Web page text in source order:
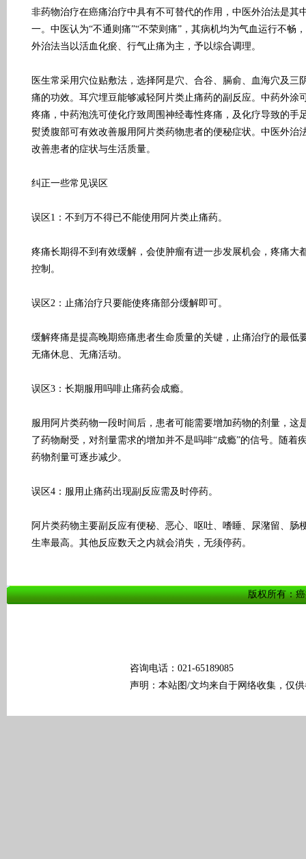
非药物治疗在癌痛治疗中具有不可替代的作用，中医外治法是其
一。中医认为“不通则痛”“不荣则痛”，其病机均为气血运行不畅
外治法当以活血化瘀、行气止痛为主，予以综合调理。
医生常采用穴位贴敷法，选择阿是穴、合谷、膈俞、血海穴及三
痛的功效。耳穴埋豆能够减轻阿片类止痛药的副反应。中药外涂
疼痛，中药泡洗可使化疗致周围神经毒性疼痛，及化疗导致的手
熨烫腹部可有效改善服用阿片类药物患者的便秘症状。中医外治
改善患者的症状与生活质量。
纠正一些常见误区
误区1：不到万不得已不能使用阿片类止痛药。
疼痛长期得不到有效缓解，会使肿瘤有进一步发展机会，疼痛大
控制。
误区2：止痛治疗只要能使疼痛部分缓解即可。
缓解疼痛是提高晚期癌痛患者生命质量的关键，止痛治疗的最低
无痛休息、无痛活动。
误区3：长期服用吗啡止痛药会成瘾。
服用阿片类药物一段时间后，患者可能需要增加药物的剂量，这
了药物耐受，对剂量需求的增加并不是吗啡“成瘾”的信号。随着
药物剂量可逐步减少。
误区4：服用止痛药出现副反应需及时停药。
阿片类药物主要副反应有便秘、恶心、呕吐、嗜睡、尿潴留、肠
生率最高。其他反应数天之内就会消失，无须停药。
版权所有：
咨询电话：021-65189085
声明：本站图/文均来自于网络收集，仅